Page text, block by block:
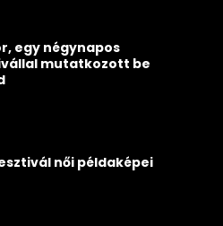
egy négynapos
mutatkozott be
női példaképei